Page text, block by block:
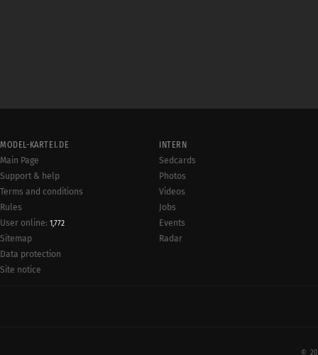
MODEL-KARTEI.DE
Main Page
Support & help
Terms and conditions
Rules
User online: 1,772
Sitemap
Data protection
Site notice
INTERN
Sedcards
Photos
Videos
Jobs
Events
Radar
©